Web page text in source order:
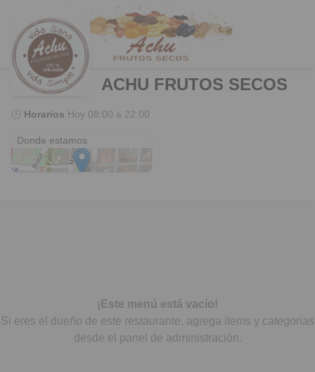
ACHU FRUTOS SECOS
🕒 Horarios Hoy 08:00 a 22:00
Donde estamos
¡Este menú está vacío!
Si eres el dueño de este restaurante, agrega items y categorias
desde el panel de administración.